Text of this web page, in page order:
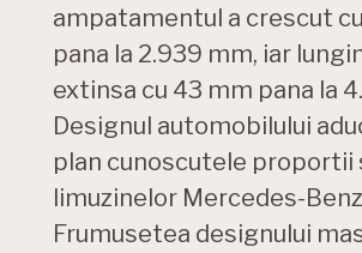
ampatamentul a crescut
pana la 2.939 mm, iar
extinsa cu 43 mm pana la
Designul automobilului
plan cunoscutele proportii
limuzinelor Mercedes-
Frumusetea designului